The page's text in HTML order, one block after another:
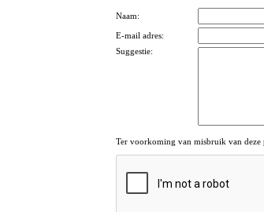
Naam:
E-mail adres:
Suggestie:
Ter voorkoming van misbruik van deze